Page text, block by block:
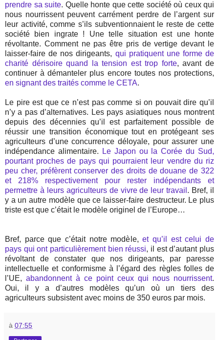
prendre sa suite. Quelle honte que cette société où ceux qui
nous nourrissent peuvent carrément perdre de l’argent sur
leur activité, comme s’ils subventionnaient le reste de cette
société bien ingrate ! Une telle situation est une honte
révoltante. Comment ne pas être pris de vertige devant le
laisser-faire de nos dirigeants, qui pratiquent une forme de
charité dérisoire quand la tension est trop forte, avant de
continuer à démanteler plus encore toutes nos protections,
en signant des traités comme le CETA.
Le pire est que ce n’est pas comme si on pouvait dire qu’il
n’y a pas d’alternatives. Les pays asiatiques nous montrent
depuis des décennies qu’il est parfaitement possible de
réussir une transition économique tout en protégeant ses
agriculteurs d’une concurrence déloyale, pour assurer une
indépendance alimentaire.
Le Japon ou la Corée du Sud,
pourtant proches de pays qui pourraient leur vendre du riz
peu cher, préfèrent conserver des droits de douane de 322
et 218% respectivement pour rester indépendants et
permettre à leurs agriculteurs de vivre de leur travail . Bref, il
y a un autre modèle que ce laisser-faire destructeur. Le plus
triste est que c’était le modèle originel de l’Europe…
Bref, parce que c’était notre modèle,et qu’il est celui de
pays qui ont particulièrement bien réussi, il est d’autant plus
révoltant de constater que nos dirigeants, par paresse
intellectuelle et conformisme à l’égard des règles folles de
l’UE, abandonnent à ce point ceux qui nous nourrissent.
Oui, il y a d’autres modèles qu’un où un tiers des
agriculteurs subsistent avec moins de 350 euros par mois.
à 07:55